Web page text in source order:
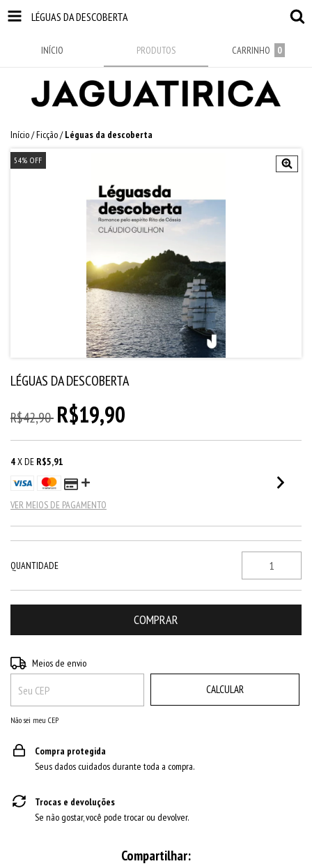
LÉGUAS DA DESCOBERTA
INÍCIO PRODUTOS CARRINHO 0
Início/Ficção/ Léguas da descoberta
54% OFF
LÉGUAS DA DESCOBERTA
R$42,90 R$19,90
4X DE R$5,91
VER MEIOS DE PAGAMENTO
QUANTIDADE
Entregas para o CEP:
Meios de envio
CALCULAR
Não sei meu CEP
Compra protegida
Seus dados cuidados durante toda a compra.
Trocas e devoluções
Se não gostar, você pode trocar ou devolver.
Compartilhar: